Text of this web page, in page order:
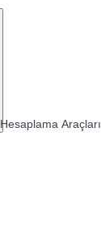
Hesaplama Araçları